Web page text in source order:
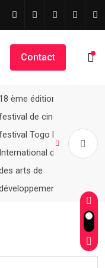
Contact
stratégique de...
18 ème édition FIFARD
de cinéma
Togo Festival
International de film et
arts de